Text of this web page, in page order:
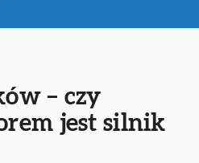
– czy
jest silnik